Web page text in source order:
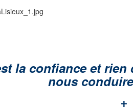
la confiance et
nous
+